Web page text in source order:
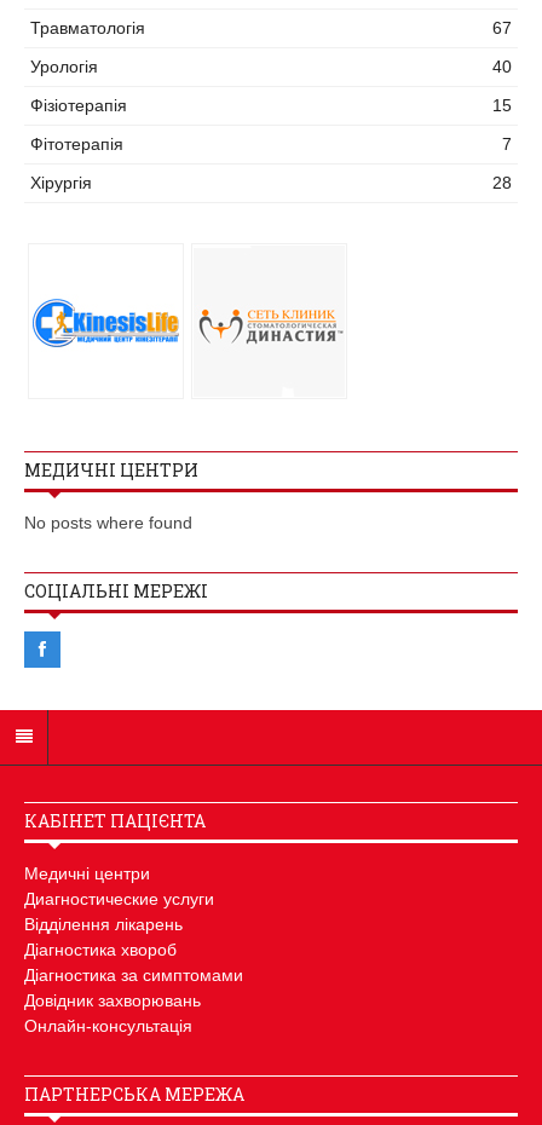
Травматологія
67
Урологія
40
Фізіотерапія
15
Фітотерапія
7
Хірургія
28
МЕДИЧНІ ЦЕНТРИ
No posts where found
СОЦІАЛЬНІ МЕРЕЖІ
КАБІНЕТ ПАЦІЄНТА
Медичні центри
Диагностические услуги
Відділення лікарень
Діагностика хвороб
Діагностика за симптомами
Довідник захворювань
Онлайн-консультація
ПАРТНЕРСЬКА МЕРЕЖА